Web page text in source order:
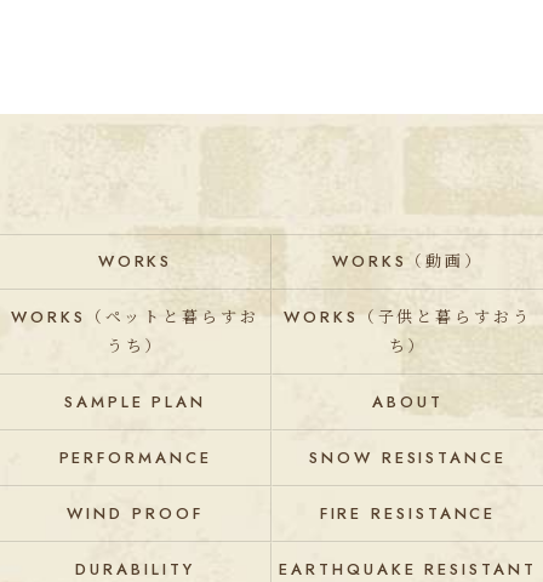
WORKS WORKS（動画）
WORKS（ペットと暮らすお
うち）
WORKS（子供と暮らすおう
ち）
SAMPLE PLAN ABOUT
PERFORMANCE SNOW RESISTANCE
WIND PROOF FIRE RESISTANCE
DURABILITY EARTHQUAKE RESISTANT